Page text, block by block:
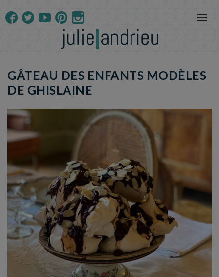
GÂTEAU DES ENFANTS MODÈLES
DE GHISLAINE